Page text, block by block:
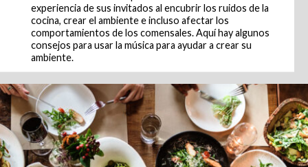
experiencia de sus invitados al encubrir los ruidos de la
cocina, crear el ambiente e incluso afectar los
comportamientos de los comensales. Aquí hay algunos
consejos para usar la música para ayudar a crear su
ambiente.